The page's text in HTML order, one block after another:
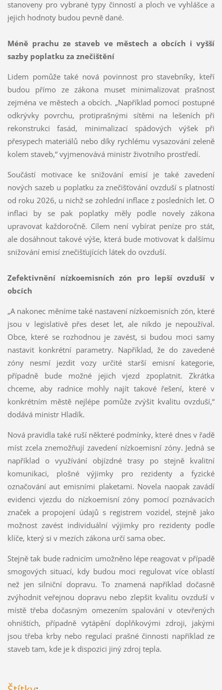
stanoveny pro vybrané typy činností a ploch ve vyhlášce a
jejich hodnoty budou pevně dané.
Méně prachu ze staveb ve městech a obcích i vyšší
sazby poplatku za znečištění
Lidem pomůže také nová povinnost pro stavebníky, kteří
budou přímo ze zákona muset minimalizovat prašnost
zejména ve městech a obcích. „Například pomocí postupné
odkrývky povrchu, protiprašnými sítěmi na lešeních při
rekonstrukci fasád, minimalizací spádových výšek při
přesypech materiálů nebo díky rychlému vysazování zeleně
kolem staveb,“ vyjmenovává ministr životního prostředí.
Součástí motivace ke snižování emisí je také zavedení
nových sazeb u poplatku za znečišťování ovzduší s platností
od roku 2026, u nichž se zohlední inflace z posledních let. O
inflaci by se pak poplatky měly podle novely zákona
upravovat každoročně. Cílem není vybírat peníze pro stát,
ale dosáhnout takové výše, která bude motivovat k dalšímu
snižování emisí znečišťujících látek do ovzduší.
Zefektivnění nízkoemisních zón pro lepší ovzduší v
obcích
„A nakonec měníme také nastavení nízkoemisních zón, které
jsou v legislativě přes deset let, ale nikdo je nepoužíval.
Obce, které se rozhodnou je zavést, si budou moci samy
nastavit konkrétní parametry. Například, že do zavedené
zóny nesmí jezdit vozy určité starší emisní kategorie,
případně bude možné jejich vjezd zpoplatnit. Zkrátka
chceme, aby radnice mohly najít takové řešení, které v
konkrétním městě nejlépe pomůže zvýšit kvalitu ovzduší,“
dodává ministr Hladík.
Nová pravidla také ruší některé podmínky, které dnes v řadě
míst zcela znemožňují zavedení nízkoemisní zóny. Jedná se
například o využívání objízdné trasy po stejně kvalitní
komunikaci, plošné výjimky pro rezidenty a fyzické
označování aut emisními plaketami. Novela naopak zavádí
evidenci vjezdu do nízkoemisní zóny pomocí poznávacích
značek a propojení údajů s registrem vozidel, stejně jako
možnost zavést individuální výjimky pro rezidenty podle
klíče, který si v mezích zákona určí sama obec.
Stejně tak bude radnicím umožněno lépe reagovat v případě
smogových situací, kdy budou moci regulovat více oblastí
než jen silniční dopravu. To znamená například dočasně
zvýhodnit veřejnou dopravu nebo zlepšit kvalitu ovzduší v
místě třeba dočasným omezením spalování v otevřených
ohništích, případně vytápění doplňkovými zdroji, jakými
jsou třeba krby nebo regulací prašné činnosti například ze
staveb tam, kde je k dispozici jiný zdroj tepla.